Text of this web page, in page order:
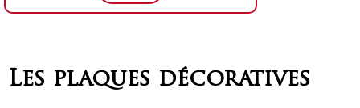
Les plaques décoratives